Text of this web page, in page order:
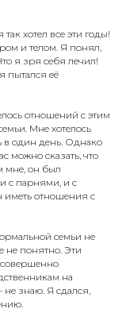
хотел все эти годы!
и телом. Я понял,
я зря себя лечил!
пытался её
отношений с этим
Мне хотелось
в один день. Однако
можно сказать, что
мне, он был
с парнями, и с
отношения с
семьи не
не понятно. Эти
на
знаю. Я сдался,